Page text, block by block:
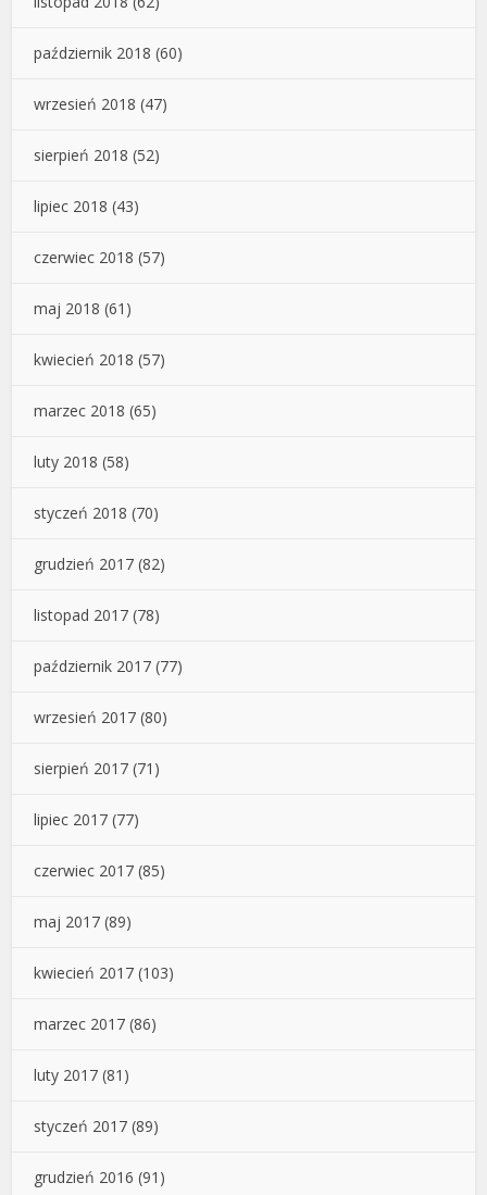
październik 2018 (60)
wrzesień 2018 (47)
sierpień 2018 (52)
lipiec 2018 (43)
czerwiec 2018 (57)
maj 2018 (61)
kwiecień 2018 (57)
marzec 2018 (65)
luty 2018 (58)
styczeń 2018 (70)
grudzień 2017 (82)
listopad 2017 (78)
październik 2017 (77)
wrzesień 2017 (80)
sierpień 2017 (71)
lipiec 2017 (77)
czerwiec 2017 (85)
maj 2017 (89)
kwiecień 2017 (103)
marzec 2017 (86)
luty 2017 (81)
styczeń 2017 (89)
grudzień 2016 (91)